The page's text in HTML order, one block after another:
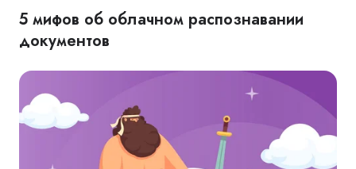
5 мифов об облачном распознавании
документов